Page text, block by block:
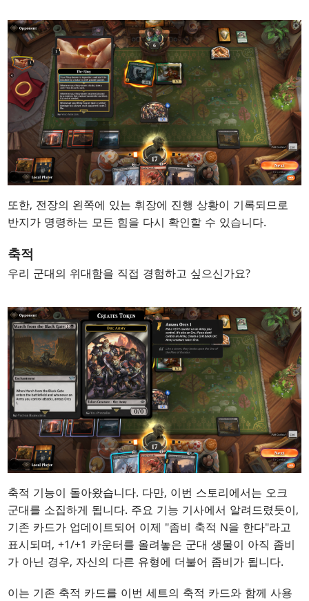
또한, 전장의 왼쪽에 있는 휘장에 진행 상황이 기록되므로
반지가 명령하는 모든 힘을 다시 확인할 수 있습니다.
축적
우리 군대의 위대함을 직접 경험하고 싶으신가요?
축적 기능이 돌아왔습니다. 다만, 이번 스토리에서는 오크
군대를 소집하게 됩니다. 주요 기능 기사에서 알려드렸듯이,
기존 카드가 업데이트되어 이제 "좀비 축적 N을 한다"라고
표시되며, +1/+1 카운터를 올려놓은 군대 생물이 아직 좀비
가 아닌 경우, 자신의 다른 유형에 더불어 좀비가 됩니다.
이는 기존 축적 카드를 이번 세트의 축적 카드와 함께 사용